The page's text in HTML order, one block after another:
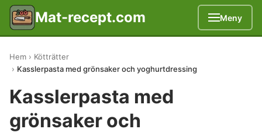
Mat-recept.com Meny
Hem
Kötträtter
Kasslerpasta med grönsaker och yoghurtdressing
Kasslerpasta med
grönsaker och